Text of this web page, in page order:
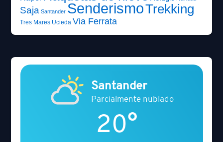
Saja Santander SenderismoTrekking
Tres Mares Ucieda Via Ferrata
Santander
Parcialmente nublado
20°